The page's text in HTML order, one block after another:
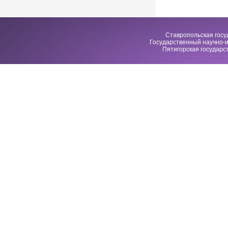
Ставропольская
Государственный научно-
Пятигорская